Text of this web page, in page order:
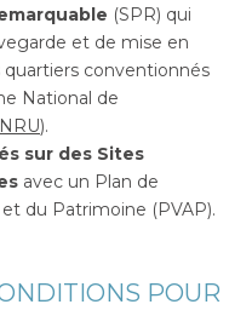
(SPR) qui
et de mise en
conventionnés
National de
).
sur des Sites
avec un Plan de
du Patrimoine (PVAP).
POUR